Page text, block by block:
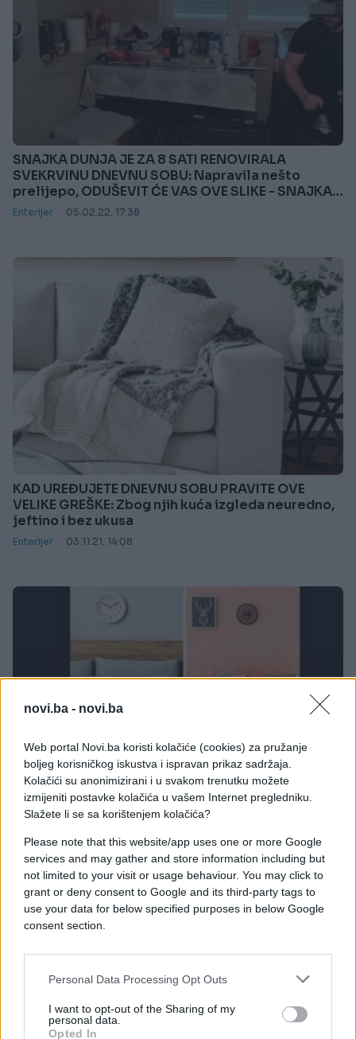
novi.ba - novi.ba
Web portal Novi.ba koristi kolačiće (cookies) za pružanje
boljeg korisničkog iskustva i ispravan prikaz sadržaja.
Kolačići su anonimizirani i u svakom trenutku možete
izmijeniti postavke kolačića u vašem Internet pregledniku.
Slažete li se sa korištenjem kolačića?
Please note that this website/app uses one or more Google
services and may gather and store information including but
not limited to your visit or usage behaviour. You may click to
grant or deny consent to Google and its third-party tags to
use your data for below specified purposes in below Google
consent section.
Personal Data Processing Opt Outs
I want to opt-out of the Sharing of my
personal data.
Opted In
SNAJKA DUNJA JE ZA 8 SATI RENOVIRALA
SVEKRVINU DNEVNU SOBU: Napravila nešto
prelijepo, ODUŠEVIT ĆE VAS OVE SLIKE - SNAJKA
ZA PRIMJER
Enterijer 05.02.22. 17:38
KAD UREĐUJETE DNEVNU SOBU PRAVITE OVE
VELIKE GREŠKE: Zbog njih kuća izgleda neuredno,
jeftino i bez ukusa
Enterijer 03.11.21. 14:08
OVAKO IZGLEDA KUĆA U SKANDINAVSKIM
DRŽAVAMA: Evo kako oni pospremaju, broj 2 će
vas NAJVIŠE IZNENADITI
Enterijer 16.07.21. 23:00